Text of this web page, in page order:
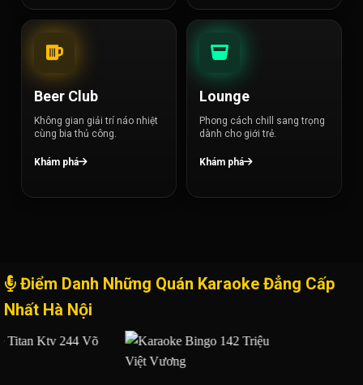
Beer Club
Không gian giải trí náo nhiệt
cùng bia thủ công.
Khám phá
Lounge
Phong cách chill sang trọng
dành cho giới trẻ.
Khám phá
Điểm Danh Những Quán Karaoke Đẳng Cấp
Nhất Hà Nội